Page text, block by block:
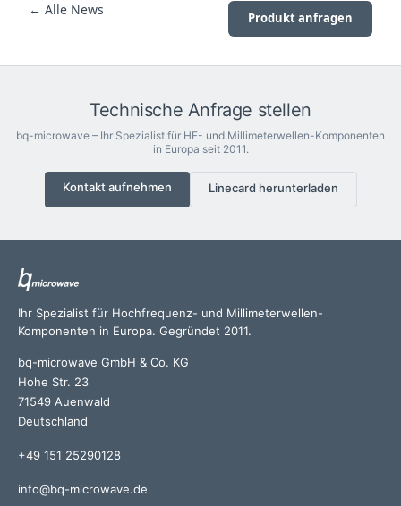
← Alle News Produkt anfragen
Technische Anfrage stellen
bq-microwave – Ihr Spezialist für HF- und Millimeterwellen-Komponenten
in Europa seit 2011.
Kontakt aufnehmen Linecard herunterladen
Ihr Spezialist für Hochfrequenz- und Millimeterwellen-
Komponenten in Europa. Gegründet 2011.
bq-microwave GmbH & Co. KG
Hohe Str. 23
71549 Auenwald
Deutschland
+49 151 25290128
info@bq-microwave.de